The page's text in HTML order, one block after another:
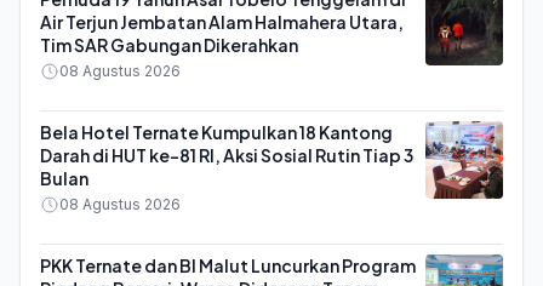
Air Terjun Jembatan Alam Halmahera Utara,
Tim SAR Gabungan Dikerahkan
08 Agustus 2026
Bela Hotel Ternate Kumpulkan 18 Kantong
Darah di HUT ke-81 RI, Aksi Sosial Rutin Tiap 3
Bulan
08 Agustus 2026
PKK Ternate dan BI Malut Luncurkan Program